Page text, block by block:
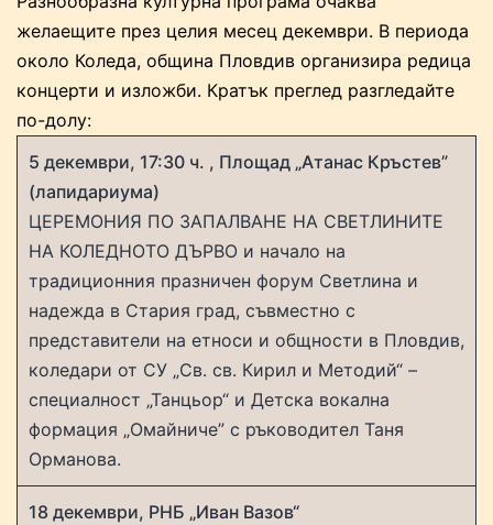
желаещите през целия месец декември. В периода
около Коледа, община Пловдив организира редица
концерти и изложби. Кратък преглед разгледайте
по-долу:
5 декември, 17:30 ч. , Площад „Атанас Кръстев”
(лапидариума)
ЦЕРЕМОНИЯ ПО ЗАПАЛВАНЕ НА СВЕТЛИНИТЕ
НА КОЛЕДНОТО ДЪРВО и начало на
традиционния празничен форум Светлина и
надежда в Стария град, съвместно с
представители на етноси и общности в Пловдив,
коледари от СУ „Св. св. Кирил и Методий“ –
специалност „Танцьор“ и Детска вокална
формация „Омайниче” с ръководител Таня
Орманова.
18 декември, РНБ „Иван Вазов“